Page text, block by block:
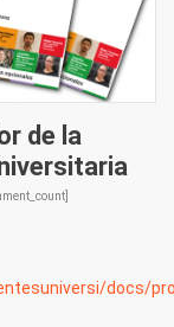
de la
docs/